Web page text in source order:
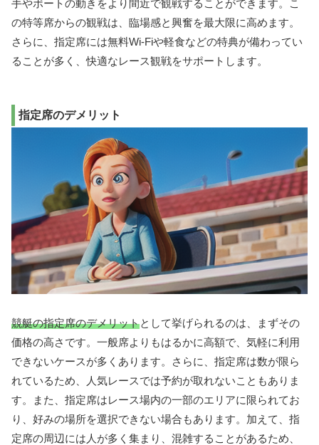
手やボートの動きをより間近で観戦することができます。こ
の特等席からの観戦は、臨場感と興奮を最大限に高めます。
さらに、指定席には無料Wi-Fiや軽食などの特典が備わってい
ることが多く、快適なレース観戦をサポートします。
指定席のデメリット
競艇の指定席のデメリットとして挙げられるのは、まずその
価格の高さです。一般席よりもはるかに高額で、気軽に利用
できないケースが多くあります。さらに、指定席は数が限ら
れているため、人気レースでは予約が取れないこともありま
す。また、指定席はレース場内の一部のエリアに限られてお
り、好みの場所を選択できない場合もあります。加えて、指
定席の周辺には人が多く集まり、混雑することがあるため、